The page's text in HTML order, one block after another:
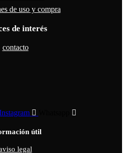
de uso y compra
de interés
contacto
útil
legal